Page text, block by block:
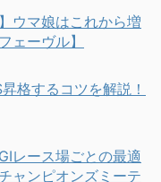
ウマ娘はこれから増
ェーヴル】
格するコツを解説！
レース場ごとの最適
ャンピオンズミーテ